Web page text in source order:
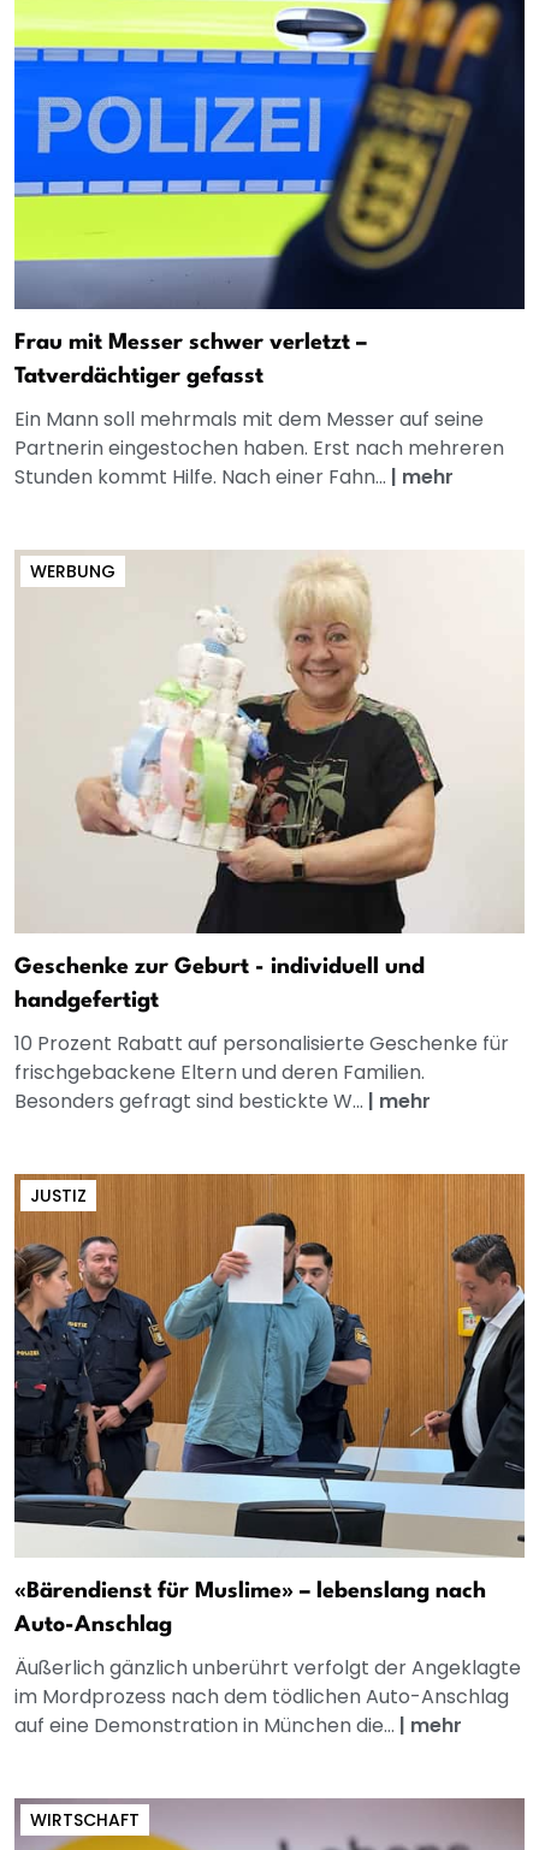
Frau mit Messer schwer verletzt –
Tatverdächtiger gefasst
Ein Mann soll mehrmals mit dem Messer auf seine
Partnerin eingestochen haben. Erst nach mehreren
Stunden kommt Hilfe. Nach einer Fahn... | mehr
WERBUNG
Geschenke zur Geburt - individuell und
handgefertigt
10 Prozent Rabatt auf personalisierte Geschenke für
frischgebackene Eltern und deren Familien.
Besonders gefragt sind bestickte W... | mehr
JUSTIZ
«Bärendienst für Muslime» – lebenslang nach
Auto-Anschlag
Äußerlich gänzlich unberührt verfolgt der Angeklagte
im Mordprozess nach dem tödlichen Auto-Anschlag
auf eine Demonstration in München die... | mehr
WIRTSCHAFT